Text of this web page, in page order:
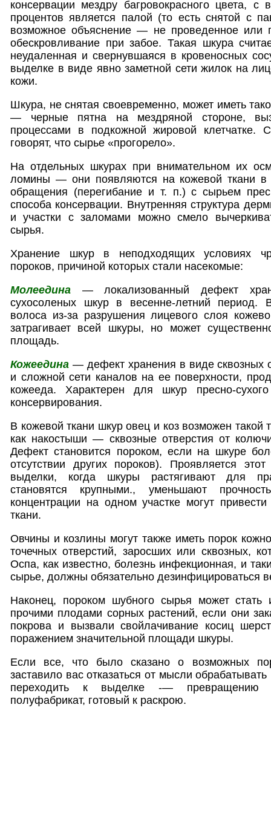
консервации мездру багровокрасного цвета, с
процентов является палой (то есть снятой с
возможное объяснение — не проведенное или
обескровливание при забое. Такая шкура
неудаленная и свернувшаяся в кровеносных
выделке в виде явно заметной сети жилок на
кожи.
Шкура, не снятая своевременно, может иметь
— черные пятна на мездряной стороне,
процессами в подкожной жировой клетчатке.
говорят, что сырье «прогорело».
На отдельных шкурах при внимательном их
ломины — они появляются на кожевой ткани в
обращения (перегибание и т. п.) с сырьем
способа консервации. Внутренняя структура
и участки с заломами можно смело
сырья.
Хранение шкур в неподходящих условиях
пороков, причиной которых стали насекомые:
Молеедина — локализованный дефект
сухосоленых шкур в весенне-летний период.
волоса из-за разрушения лицевого слоя
затрагивает всей шкуры, но может
площадь.
Кожеедина — дефект хранения в виде сквозных
и сложной сети каналов на ее поверхности,
кожееда. Характерен для шкур пресно-
консервирования.
В кожевой ткани шкур овец и коз возможен такой
как накостыши — сквозные отверстия от
Дефект становится пороком, если на шкуре
отсутствии других пороков). Проявляется
выделки, когда шкуры растягивают для
становятся крупными., уменьшают
концентрации на одном участке могут
ткани.
Овчины и козлины могут также иметь порок
точечных отверстий, заросших или сквозных,
Оспа, как известно, болезнь инфекционная, и
сырье, должны обязательно дезинфицироваться
Наконец, пороком шубного сырья может стать
прочими плодами сорных растений, если они
покрова и вызвали свойлачивание косиц
поражением значительной площади шкуры.
Если все, что было сказано о возможных
заставило вас отказаться от мысли
переходить к выделке -— превращению
полуфабрикат, готовый к раскрою.